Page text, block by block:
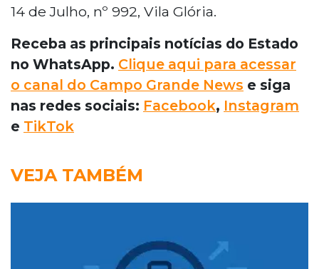
14 de Julho, nº 992, Vila Glória.
Receba as principais notícias do Estado
no WhatsApp. Clique aqui para acessar
o canal do Campo Grande News e siga
nas redes sociais: Facebook, Instagram
e TikTok
VEJA TAMBÉM